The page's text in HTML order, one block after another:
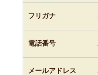
フリガナ
電話番号
メールアドレス